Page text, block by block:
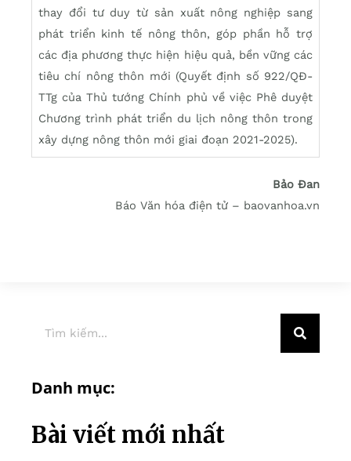
thay đổi tư duy từ sản xuất nông nghiệp sang
phát triển kinh tế nông thôn, góp phần hỗ trợ
các địa phương thực hiện hiệu quả, bền vững các
tiêu chí nông thôn mới (Quyết định số 922/QĐ-
TTg của Thủ tướng Chính phủ về việc Phê duyệt
Chương trình phát triển du lịch nông thôn trong
xây dựng nông thôn mới giai đoạn 2021-2025).
Bảo Đan
Báo Văn hóa điện tử – baovanhoa.vn
Danh mục:
Bài viết mới nhất